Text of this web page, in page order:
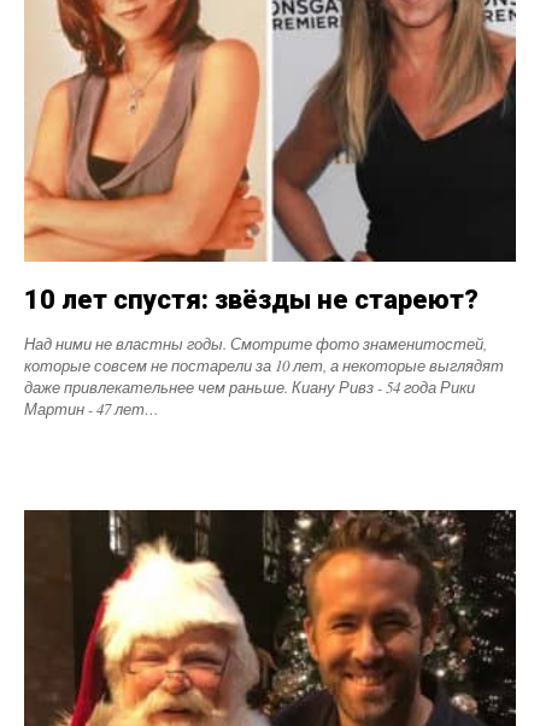
10 лет спустя: звёзды не стареют?
Над ними не властны годы. Смотрите фото знаменитостей,
которые совсем не постарели за 10 лет, а некоторые выглядят
даже привлекательнее чем раньше. Киану Ривз - 54 года Рики
Мартин - 47 лет…